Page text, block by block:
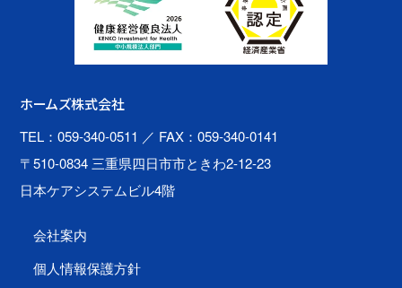
ホームズ株式会社
TEL：059-340-0511 ／ FAX：059-340-0141
〒510-0834 三重県四日市市ときわ2-12-23
日本ケアシステムビル4階
会社案内
個人情報保護方針